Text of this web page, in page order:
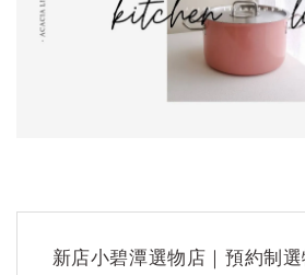
新店小碧潭選物店｜預約制選